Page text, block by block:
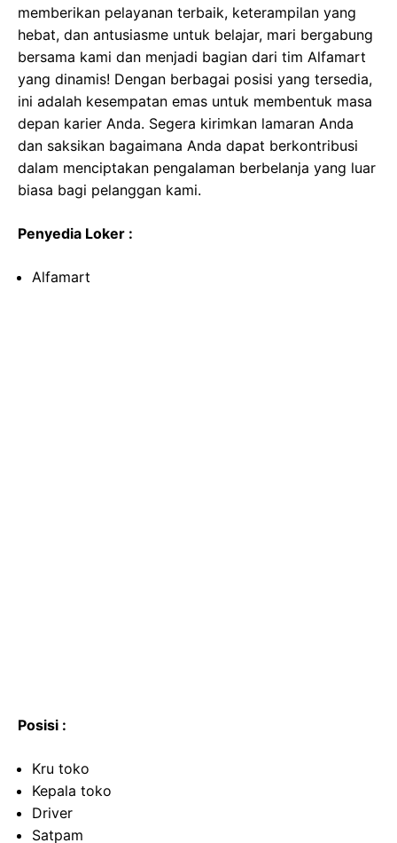
memberikan pelayanan terbaik, keterampilan yang
hebat, dan antusiasme untuk belajar, mari bergabung
bersama kami dan menjadi bagian dari tim Alfamart
yang dinamis! Dengan berbagai posisi yang tersedia,
ini adalah kesempatan emas untuk membentuk masa
depan karier Anda. Segera kirimkan lamaran Anda
dan saksikan bagaimana Anda dapat berkontribusi
dalam menciptakan pengalaman berbelanja yang luar
biasa bagi pelanggan kami.
Penyedia Loker :
Alfamart
Posisi :
Kru toko
Kepala toko
Driver
Satpam